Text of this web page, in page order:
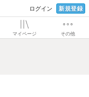
ログイン 新規登録
マイページ その他